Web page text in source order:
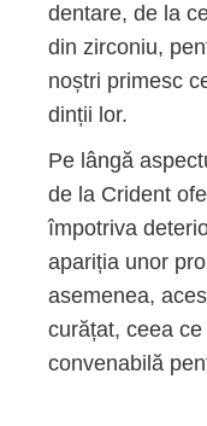
dentare, de la
din zirconiu,
noștri primesc
dinții lor.
Pe lângă
de la Crident
împotriva
apariția unor
asemenea,
curățat, ceea
convenabilă